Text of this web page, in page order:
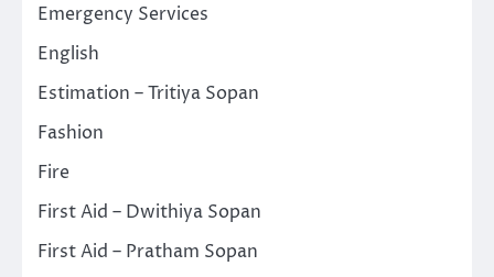
Emergency Services
English
Estimation – Tritiya Sopan
Fashion
Fire
First Aid – Dwithiya Sopan
First Aid – Pratham Sopan